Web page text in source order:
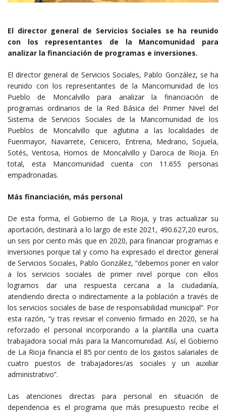
El director general de Servicios Sociales se ha reunido
con los representantes de la Mancomunidad para
analizar la financiación de programas e inversiones.
El director general de Servicios Sociales, Pablo González, se ha
reunido con los representantes de la Mancomunidad de los
Pueblo de Moncalvillo para analizar la financiación de
programas ordinarios de la Red Básica del Primer Nivel del
Sistema de Servicios Sociales de la Mancomunidad de los
Pueblos de Moncalvillo que aglutina a las localidades de
Fuenmayor, Navarrete, Cenicero, Entrena, Medrano, Sojuela,
Sotés, Ventosa, Hornos de Moncalvillo y Daroca de Rioja. En
total, esta Mancomunidad cuenta con 11.655 personas
empadronadas.
Más financiación, más personal
De esta forma, el Gobierno de La Rioja, y tras actualizar su
aportación, destinará a lo largo de este 2021, 490.627,20 euros,
un seis por ciento más que en 2020, para financiar programas e
inversiones porque tal y como ha expresado el director general
de Servicios Sociales, Pablo González, “debemos poner en valor
a los servicios sociales de primer nivel porque con ellos
logramos dar una respuesta cercana a la ciudadanía,
atendiendo directa o indirectamente a la población a través de
los servicios sociales de base de responsabilidad municipal”. Por
esta razón, “y tras revisar el convenio firmado en 2020, se ha
reforzado el personal incorporando a la plantilla una cuarta
trabajadora social más para la Mancomunidad. Así, el Gobierno
de La Rioja financia el 85 por ciento de los gastos salariales de
cuatro puestos de trabajadores/as sociales y un auxiliar
administrativo”.
Las atenciones directas para personal en situación de
dependencia es el programa que más presupuesto recibe el